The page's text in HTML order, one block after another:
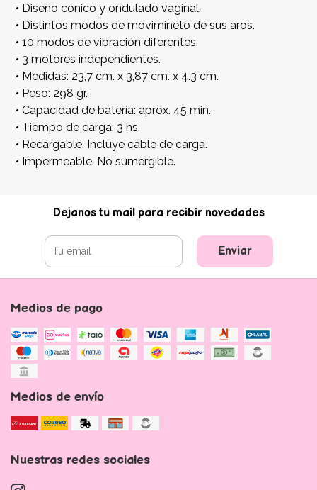
• Diseño cónico y ondulado vaginal.
• Distintos modos de movimineto de sus aros.
• 10 modos de vibración diferentes.
• 3 motores independientes.
• Medidas: 23,7 cm. x 3,87 cm. x 4.3 cm.
• Peso: 298 gr.
• Capacidad de batería: aprox. 45 min.
• Tiempo de carga: 3 hs.
• Recargable. Incluye cable de carga.
• Impermeable. No sumergible.
Dejanos tu mail para recibir novedades
Enviar
Medios de pago
Medios de envío
Nuestras redes sociales